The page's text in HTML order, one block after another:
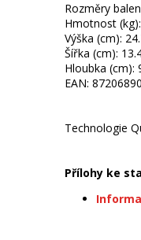
Rozměry
Hmotnost
Výška (cm):
Šířka (cm):
Hloubka (cm):
EAN:
Technologie
Přílohy ke